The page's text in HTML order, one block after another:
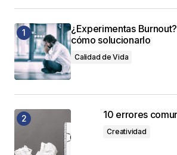
¿Experimentas
cómo solucionarlo
Calidad de Vida
10 errores
Creatividad